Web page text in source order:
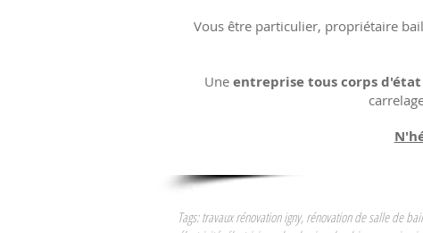
Vous être particulier, propriétaire
Une entreprise tous corps d'état
Tags:travaux rénovation igny, rénovation de salle de